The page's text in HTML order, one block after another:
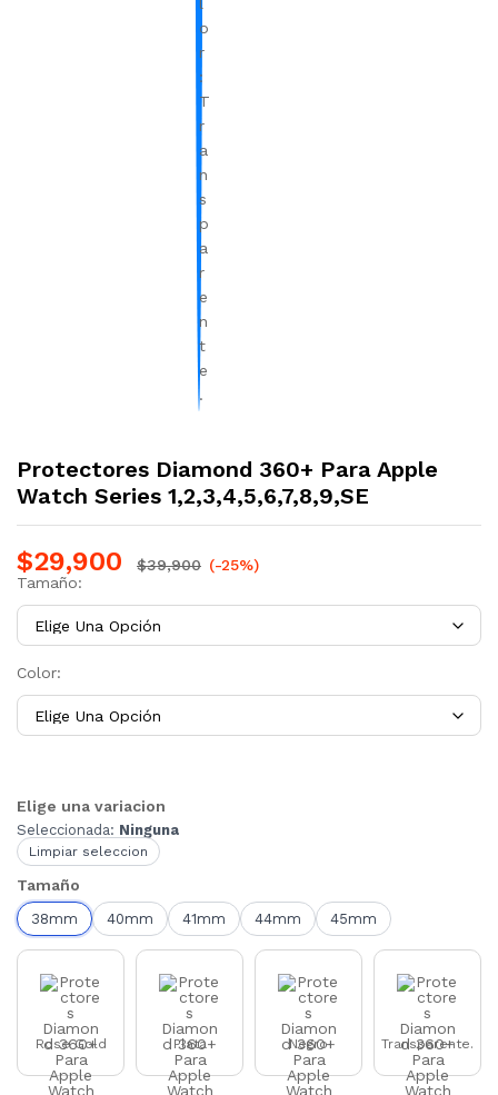
Protectores Diamond 360+ Para Apple
Watch Series 1,2,3,4,5,6,7,8,9,SE
$29,900 $39,900 (-25%)
Tamaño:
Color:
Elige una variacion
Seleccionada: Ninguna
Limpiar seleccion
Tamaño
38mm 40mm 41mm 44mm 45mm
Rose Gold Plata Negro Transparente.